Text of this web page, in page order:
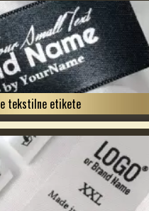
tekstilne etikete